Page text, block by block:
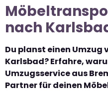
nach
Du planst einen Umzug
Karlsbad? Erfahre,
Umzugsservice aus
Partner für deinen